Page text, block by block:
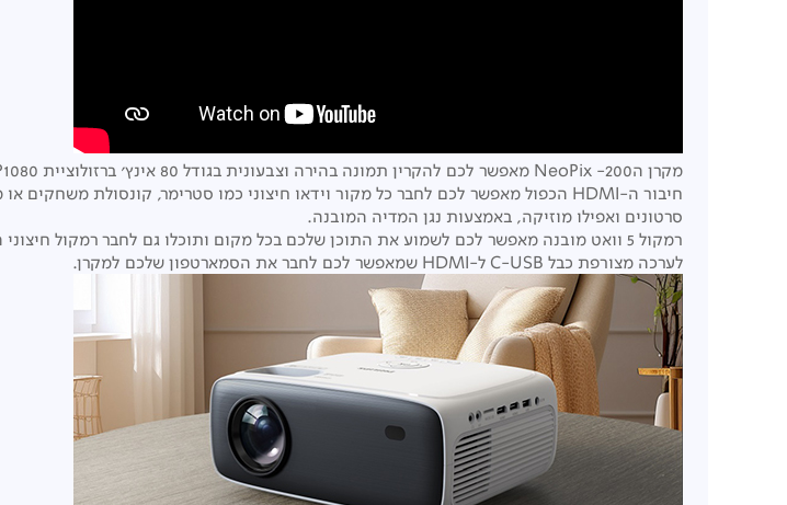
מקרן ה200- NeoPix מאפשר לכם להקרין תמונה בהירה וצבעונית בגודל 80 אינץ' ברזולוציית P1080 בחדר מוחשך.
חיבור ה-HDMI הכפול מאפשר לכם לחבר כל מקור וידאו חיצוני כמו סטרימר, קונסולת משחקים או מחשב נייד וחיבור ה-USB מאפשר להקרין בקלות תמונות,
סרטונים ואפילו מוזיקה, באמצעות נגן המדיה המובנה.
רמקול 5 וואט מובנה מאפשר לכם לשמוע את התוכן שלכם בכל מקום ותוכלו גם לחבר רמקול חיצוני הודות לחיבור האודיו, 3.5 מ"מ.
לערכה מצורפת כבל C-USB ל-HDMI שמאפשר לכם לחבר את הסמארטפון שלכם למקרן.